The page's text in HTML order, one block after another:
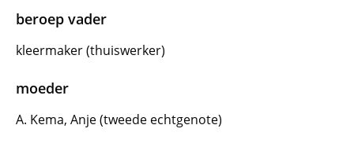
beroep vader
kleermaker (thuiswerker)
moeder
A. Kema, Anje (tweede echtgenote)